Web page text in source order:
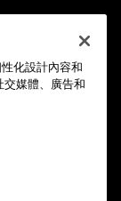
化設計內容和
交媒體、廣告和